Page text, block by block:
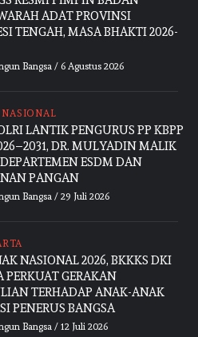
ADAT PROVINSI
TENGAH, MASA BHAKTI 2026-
Bangsa/ 6 Agustus 2026
NASIONAL
LANTIK PENGURUS PP KBPP
DR. MULYADIN MALIK
ESDM DAN
PANGAN
Bangsa/ 29 Juli 2026
NASIONAL 2026, BKKKS DKI
PERKUAT GERAKAN
TERHADAP ANAK-ANAK
PENERUS BANGSA
Bangsa/ 12 Juli 2026